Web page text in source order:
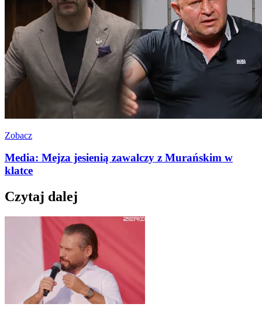
Zobacz
Media: Mejza jesienią zawalczy z Murańskim w
klatce
Czytaj dalej